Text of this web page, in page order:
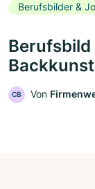
Berufsbilder &
CB Von